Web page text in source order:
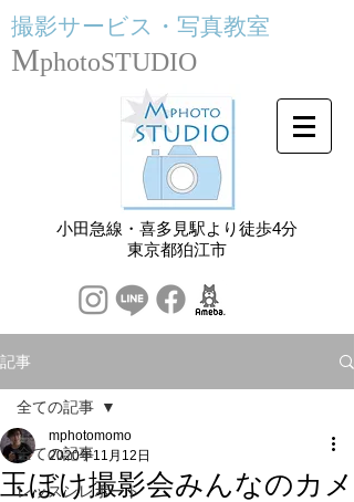
撮影サービス・ 写真教室
MphotoSTUDIO
小田急線・喜多見駅より徒歩4分
​東京都狛江市
記事
全ての記事
レッスンレポート
全ての記事
玉ぼけ撮影会みんなのカメ
mphotomomo
2020年11月12日